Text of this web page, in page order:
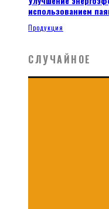
использованием
Продукция
СЛУЧАЙНОЕ